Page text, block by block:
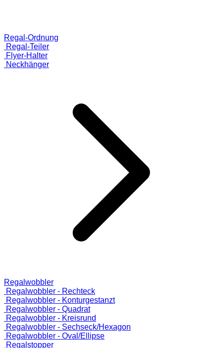
Regal-Ordnung
Regal-Teiler
Flyer-Halter
Neckhänger
Regalwobbler
Regalwobbler - Rechteck
Regalwobbler - Konturgestanzt
Regalwobbler - Quadrat
Regalwobbler - Kreisrund
Regalwobbler - Sechseck/Hexagon
Regalwobbler - Oval/Ellipse
Regalstopper